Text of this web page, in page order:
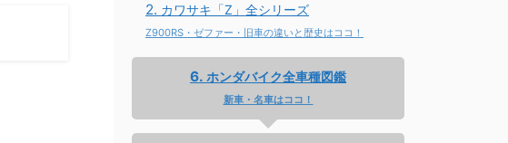
カワサキ「Z」全シリーズ
Z900RS・ゼファー・旧車の違いと歴史はココ！
ホンダバイク全車種図鑑
新車・名車はココ！